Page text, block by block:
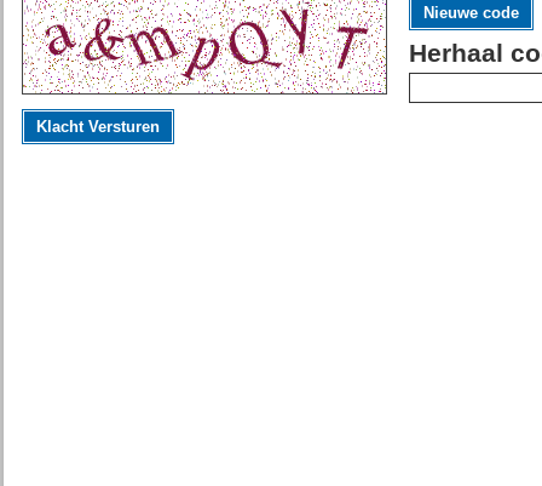
Nieuwe code
Herhaal
Klacht Versturen